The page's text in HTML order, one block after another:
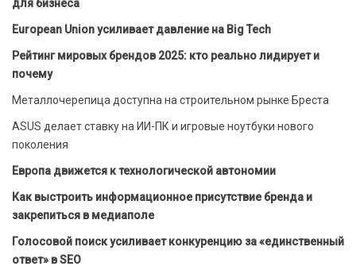
для бизнеса
European Union усиливает давление на Big Tech
Рейтинг мировых брендов 2025: кто реально лидирует и
почему
Металлочерепица доступна на строительном рынке Бреста
ASUS делает ставку на ИИ-ПК и игровые ноутбуки нового
поколения
Европа движется к технологической автономии
Как выстроить информационное присутствие бренда и
закрепиться в медиаполе
Голосовой поиск усиливает конкуренцию за «единственный
ответ» в SEO